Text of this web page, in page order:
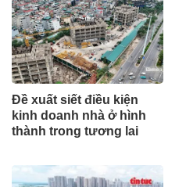
Đề xuất siết điều kiện
kinh doanh nhà ở hình
thành trong tương lai